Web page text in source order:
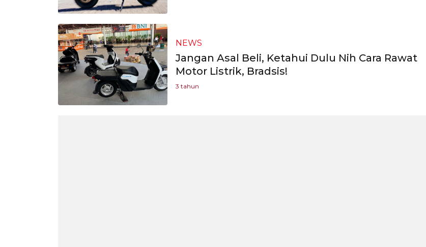
NEWS
Jangan Asal Beli, Ketahui Dulu Nih Cara Rawat
Motor Listrik, Bradsis!
3 tahun